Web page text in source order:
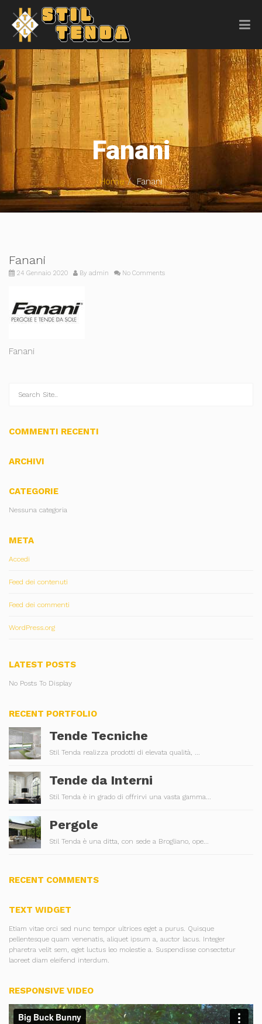
Fanani
Home Fanani
Fanani
24 Gennaio 2020 By admin No Comments
Fanani
COMMENTI RECENTI
ARCHIVI
CATEGORIE
Nessuna categoria
META
Accedi
Feed dei contenuti
Feed dei commenti
WordPress.org
LATEST POSTS
No Posts To Display
RECENT PORTFOLIO
Tende Tecniche
Stil Tenda realizza prodotti di elevata qualità, ...
Tende da Interni
Stil Tenda è in grado di offrirvi una vasta gamma...
Pergole
Stil Tenda è una ditta, con sede a Brogliano, ope...
RECENT COMMENTS
TEXT WIDGET
Etiam vitae orci sed nunc tempor ultrices eget a purus. Quisque
pellentesque quam venenatis, aliquet ipsum a, auctor lacus. Integer
pharetra velit sem, eget luctus leo molestie a. Suspendisse consectetur
laoreet diam eleifend interdum.
RESPONSIVE VIDEO